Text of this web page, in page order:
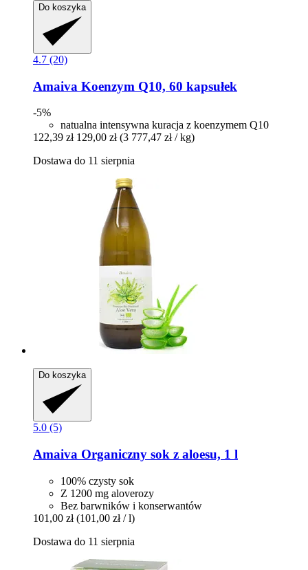
Do koszyka
4.7 (20)
Amaiva Koenzym Q10, 60 kapsułek
-5%
natualna intensywna kuracja z koenzymem Q10
122,39 zł 129,00 zł (3 777,47 zł / kg)
Dostawa do 11 sierpnia
Do koszyka
5.0 (5)
Amaiva Organiczny sok z aloesu, 1 l
100% czysty sok
Z 1200 mg aloverozy
Bez barwników i konserwantów
101,00 zł (101,00 zł / l)
Dostawa do 11 sierpnia